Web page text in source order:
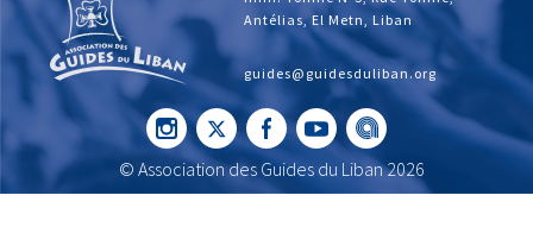
Antélias, El Metn, Liban
guides@guidesduliban.org
© Association des Guides du Liban 2026